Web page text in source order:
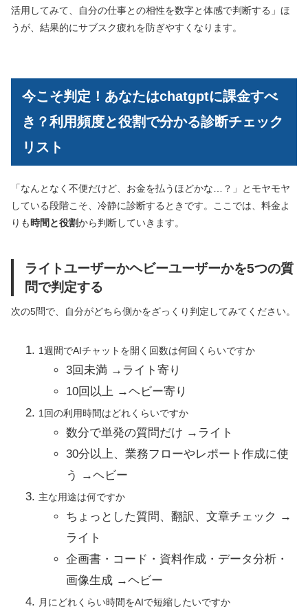
活用してみて、自分の仕事との相性を数字と体感で判断する」ほ
うが、結果的にサブスク疲れを防ぎやすくなります。
今こそ判定！あなたはchatgptに課金すべ
き？利用頻度と役割で分かる診断チェック
リスト
「なんとなく不便だけど、お金を払うほどかな…？」とモヤモヤ
している段階こそ、冷静に診断するときです。ここでは、料金よ
りも時間と役割から判断していきます。
ライトユーザーかヘビーユーザーかを5つの質
問で判定する
次の5問で、自分がどちら側かをざっくり判定してみてください。
1週間でAIチャットを開く回数は何回くらいですか
3回未満 →ライト寄り
10回以上 →ヘビー寄り
1回の利用時間はどれくらいですか
数分で単発の質問だけ →ライト
30分以上、業務フローやレポート作成に使
う →ヘビー
主な用途は何ですか
ちょっとした質問、翻訳、文章チェック →
ライト
企画書・コード・資料作成・データ分析・
画像生成 →ヘビー
月にどれくらい時間をAIで短縮したいですか